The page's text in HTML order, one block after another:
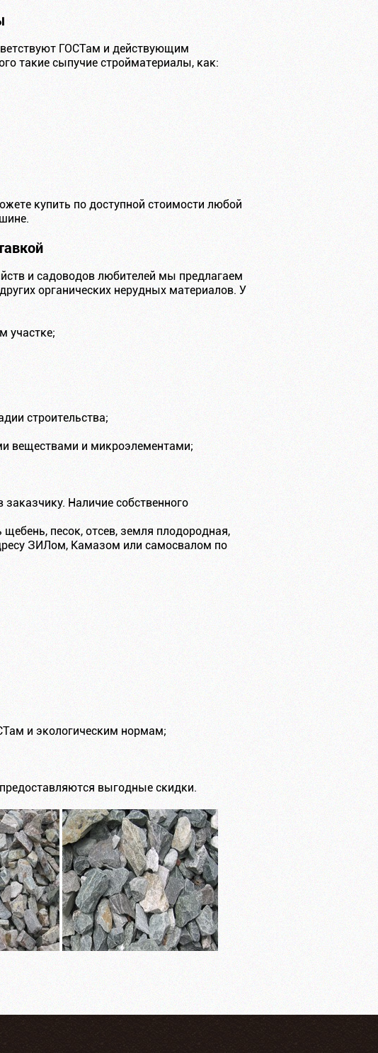
ГОСТам и действующим
такие сыпучие стройматериалы, как:
купить по доступной стоимости любой
и садоводов любителей мы предлагаем
органических нерудных материалов. У
участке;
строительства;
веществами и микроэлементами;
Наличие собственного
песок, отсев, земля плодородная,
ЗИЛом, Камазом или самосвалом по
и экологическим нормам;
выгодные скидки.